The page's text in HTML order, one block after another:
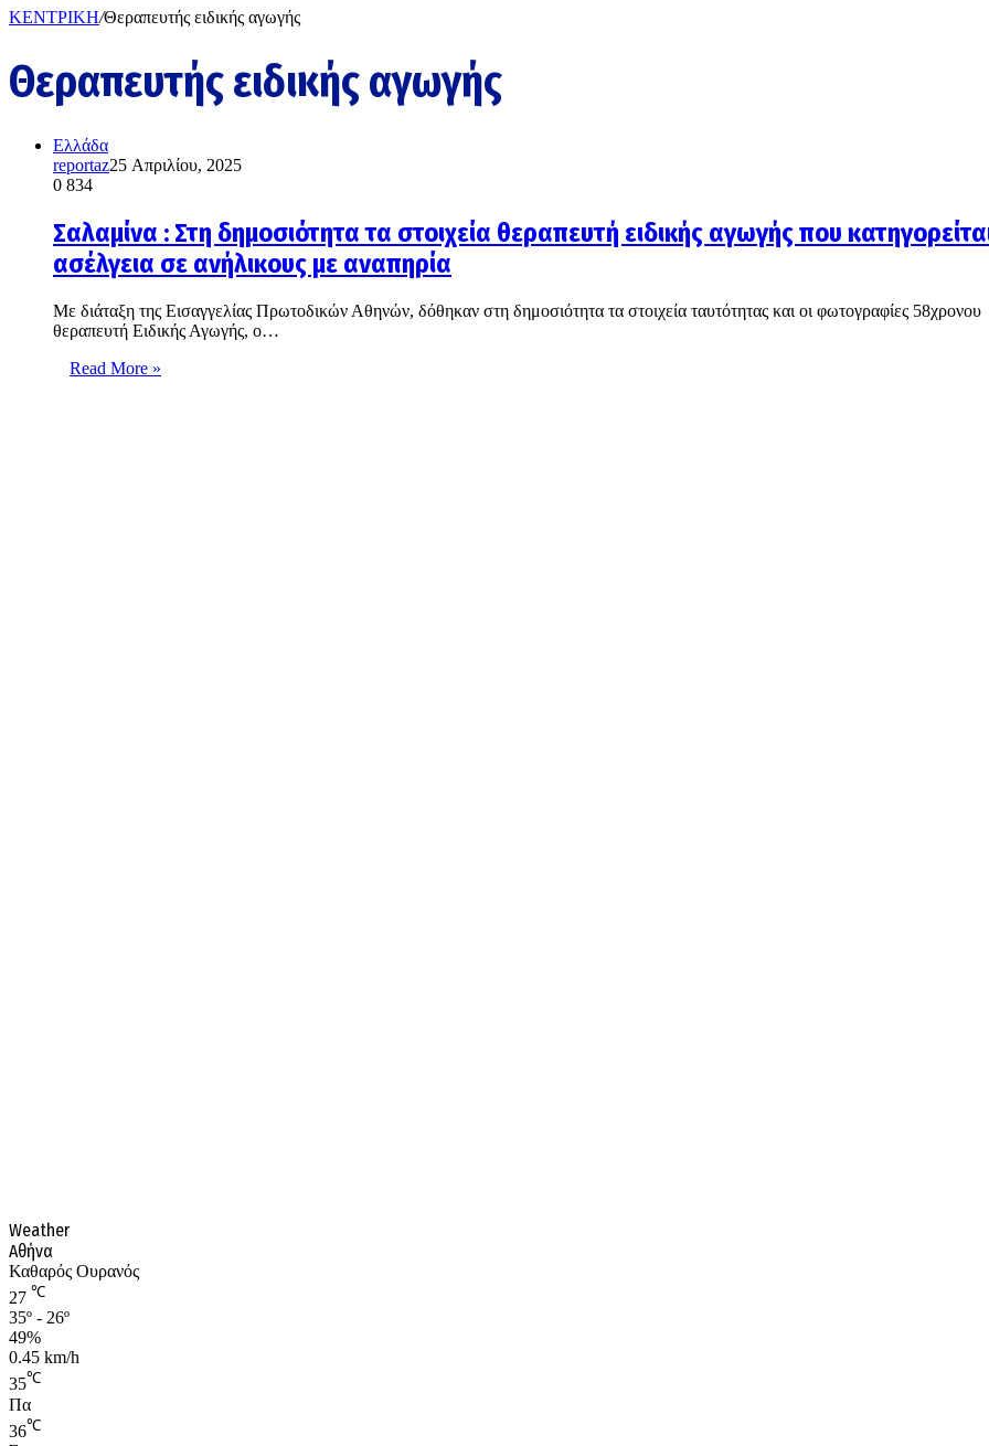
ΚΕΝΤΡΙΚΗ/Θεραπευτής ειδικής αγωγής
Θεραπευτής ειδικής αγωγής
Ελλάδα
reportaz25 Απριλίου, 2025
0 834
Σαλαμίνα : Στη δημοσιότητα τα στοιχεία θεραπευτή ειδικής αγωγής που
ασέλγεια σε ανήλικους με αναπηρία
Με διάταξη της Εισαγγελίας Πρωτοδικών Αθηνών, δόθηκαν στη δημοσιότητα τα στοιχεία ταυτότητας και οι φωτογραφίες 58χρονου
θεραπευτή Ειδικής Αγωγής, ο…
Read More »
Weather
Αθήνα
Καθαρός Ουρανός
27 ℃
35º - 26º
49%
0.45 km/h
35℃
Πα
36℃